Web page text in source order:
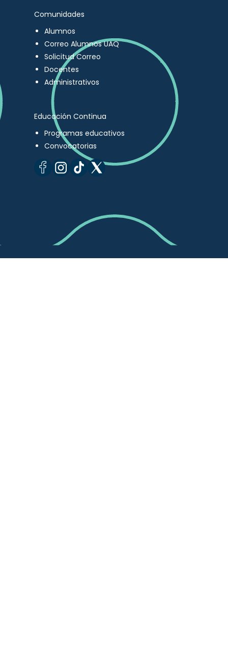
Comunidades
Alumnos
Correo Alumnos UAQ
Solicitud Correo
Docentes
Administrativos
Educación Continua
Programas educativos
Convocatorias